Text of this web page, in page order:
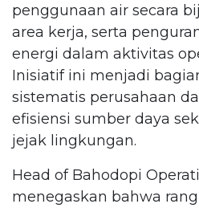
penggunaan air secara
area kerja, serta
energi dalam aktivitas
Inisiatif ini menjadi
sistematis perusahaan
efisiensi sumber daya
jejak lingkungan.
Head of Bahodopi
menegaskan bahwa